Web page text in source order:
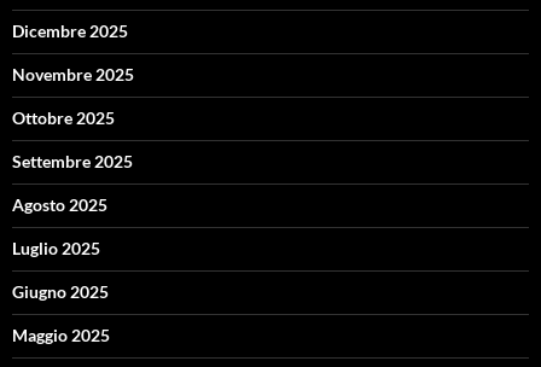
Dicembre 2025
Novembre 2025
Ottobre 2025
Settembre 2025
Agosto 2025
Luglio 2025
Giugno 2025
Maggio 2025